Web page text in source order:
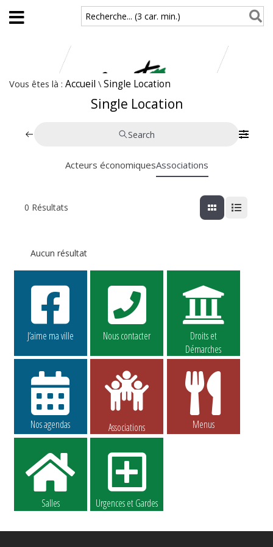
Aller au contenu principal
Recherche... (3 car. min.)
Vous êtes là : Accueil \ Single Location
Single Location
Search
Acteurs économiquesAssociations
0 Résultats
Aucun résultat
J’aime ma ville Nous contacter
Droits et
Démarches
Nos agendas Associations Menus
Salles Urgences et Gardes